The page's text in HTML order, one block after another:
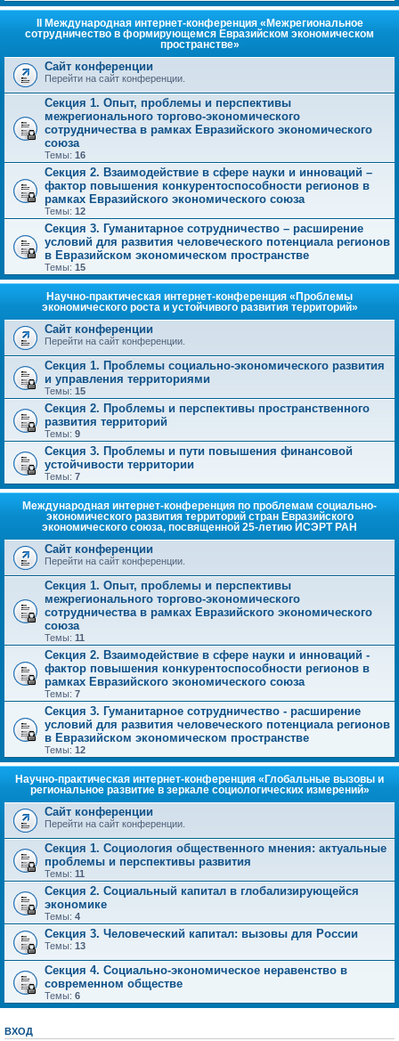
II Международная интернет-конференция «Межрегиональное
сотрудничество в формирующемся Евразийском экономическом
пространстве»
Сайт конференции
Перейти на сайт конференции.
Секция 1. Опыт, проблемы и перспективы
межрегионального торгово-экономического
сотрудничества в рамках Евразийского экономического
союза
Темы: 16
Секция 2. Взаимодействие в сфере науки и инноваций –
фактор повышения конкурентоспособности регионов в
рамках Евразийского экономического союза
Темы: 12
Секция 3. Гуманитарное сотрудничество – расширение
условий для развития человеческого потенциала регионов
в Евразийском экономическом пространстве
Темы: 15
Научно-практическая интернет-конференция «Проблемы
экономического роста и устойчивого развития территорий»
Сайт конференции
Перейти на сайт конференции.
Секция 1. Проблемы социально-экономического развития
и управления территориями
Темы: 15
Секция 2. Проблемы и перспективы пространственного
развития территорий
Темы: 9
Секция 3. Проблемы и пути повышения финансовой
устойчивости территории
Темы: 7
Международная интернет-конференция по проблемам социально-
экономического развития территорий стран Евразийского
экономического союза, посвященной 25-летию ИСЭРТ РАН
Сайт конференции
Перейти на сайт конференции.
Секция 1. Опыт, проблемы и перспективы
межрегионального торгово-экономического
сотрудничества в рамках Евразийского экономического
союза
Темы: 11
Секция 2. Взаимодействие в сфере науки и инноваций -
фактор повышения конкурентоспособности регионов в
рамках Евразийского экономического союза
Темы: 7
Секция 3. Гуманитарное сотрудничество - расширение
условий для развития человеческого потенциала регионов
в Евразийском экономическом пространстве
Темы: 12
Научно-практическая интернет-конференция «Глобальные вызовы и
региональное развитие в зеркале социологических измерений»
Сайт конференции
Перейти на сайт конференции.
Секция 1. Социология общественного мнения: актуальные
проблемы и перспективы развития
Темы: 11
Секция 2. Социальный капитал в глобализирующейся
экономике
Темы: 4
Секция 3. Человеческий капитал: вызовы для России
Темы: 13
Секция 4. Социально-экономическое неравенство в
современном обществе
Темы: 6
ВХОД